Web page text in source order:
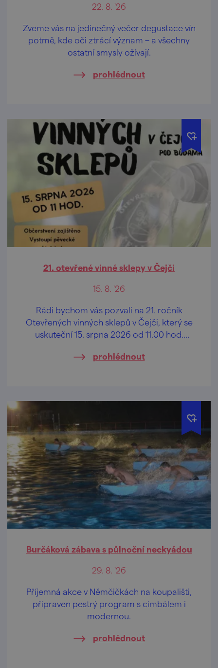
22. 8. '26
Zveme vás na jedinečný večer degustace vín
potmě, kde oči ztrácí význam – a všechny
ostatní smysly ožívají.
prohlédnout
21. otevřené vinné sklepy v Čejči
15. 8. '26
Rádi bychom vás pozvali na 21. ročník
Otevřených vinných sklepů v Čejči, který se
uskuteční 15. srpna 2026 od 11.00 hod.
Búdama".
prohlédnout
Burčáková zábava s půlnoční neckyádou
29. 8. '26
Příjemná akce v Němčičkách na koupališti,
připraven pestrý program s cimbálem i
modernou.
prohlédnout